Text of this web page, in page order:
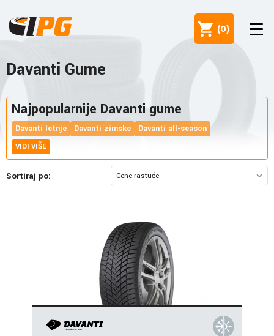
(0)
Davanti Gume
Najpopularnije Davanti gume
Davanti letnje Davanti zimske Davanti all-season
VIDI VIŠE
Sortiraj po: